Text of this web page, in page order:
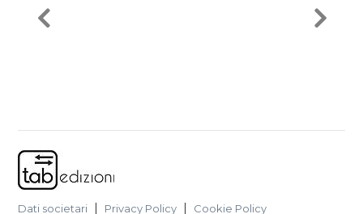
Dati societari Privacy Policy Cookie Policy